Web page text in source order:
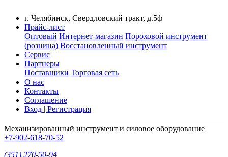
г. Челябинск, Свердловский тракт, д.5ф
Прайс-лист
Оптовый Интернет-магазин Пороховой инструмент
(розница) Восстановленный инструмент
Сервис
Партнеры
Поставщики Торговая сеть
О нас
Контакты
Соглашение
Вход | Регистрация
Механизированный инструмент и силовое оборудование
+7-902-618-70-52
(351) 270-50-94